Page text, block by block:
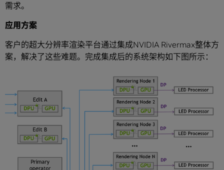
需求。
应用方案
客户的超大分辨率渲染平台通过集成NVIDIA Rivermax整体方
案，解决了这些难题。完成集成后的系统架构如下图所示：